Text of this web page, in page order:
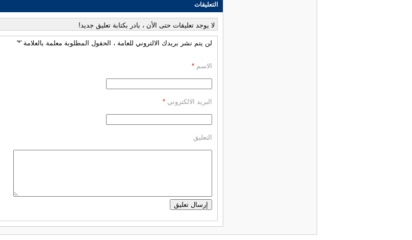
التعليقات
لا يوجد تعليقات حتى الأن ، بادر بكتابة تعليق جديد!
لن يتم نشر بريدك الالتروني للعامة ، الحقول المطلوبة معلمة بالعلامة '*'
الاسم *
البريد الالكتروني *
التعليق